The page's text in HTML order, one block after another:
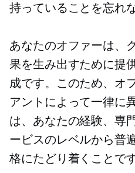
持っていることを忘れ
あなたのオファーは、
果を生み出すために提
成です。このため、オ
アントによって一律に
は、あなたの経験、専
ービスのレベルから普
格にたどり着くことです